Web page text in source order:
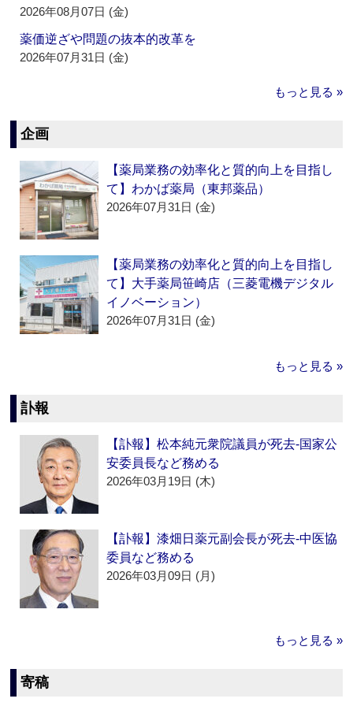
2026年08月07日 (金)
薬価逆ざや問題の抜本的改革を
2026年07月31日 (金)
もっと見る »
企画
【薬局業務の効率化と質的向上を目指し
て】わかば薬局（東邦薬品）
2026年07月31日 (金)
【薬局業務の効率化と質的向上を目指し
て】大手薬局笹崎店（三菱電機デジタル
イノベーション）
2026年07月31日 (金)
もっと見る »
訃報
【訃報】松本純元衆院議員が死去‐国家公
安委員長など務める
2026年03月19日 (木)
【訃報】漆畑日薬元副会長が死去‐中医協
委員など務める
2026年03月09日 (月)
もっと見る »
寄稿